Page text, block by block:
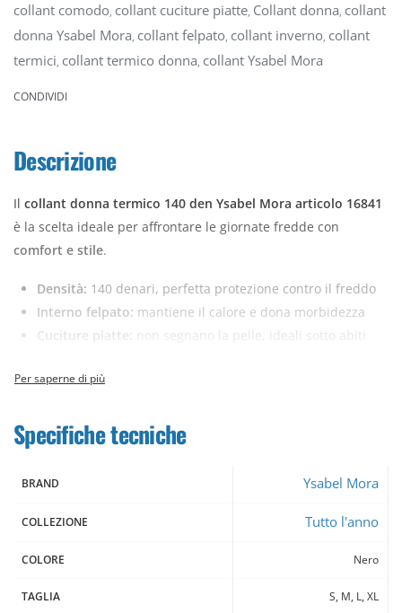
collant comodo, collant cuciture piatte, Collant donna, collant
donna Ysabel Mora, collant felpato, collant inverno, collant
termici, collant termico donna, collant Ysabel Mora
CONDIVIDI
Descrizione
Il collant donna termico 140 den Ysabel Mora articolo 16841
è la scelta ideale per affrontare le giornate fredde con
comfort e stile.
Densità: 140 denari, perfetta protezione contro il freddo
Interno felpato: mantiene il calore e dona morbidezza
Cuciture piatte:
non segnano la pelle, ideali sotto abiti
Vestibilità perfetta:
Un collant
valorizzare ogni look anche nelle stagioni più fredde.
Specifiche tecniche
BRAND Ysabel Mora
COLLEZIONE Tutto l'anno
COLORE Nero
TAGLIA S, M, L, XL